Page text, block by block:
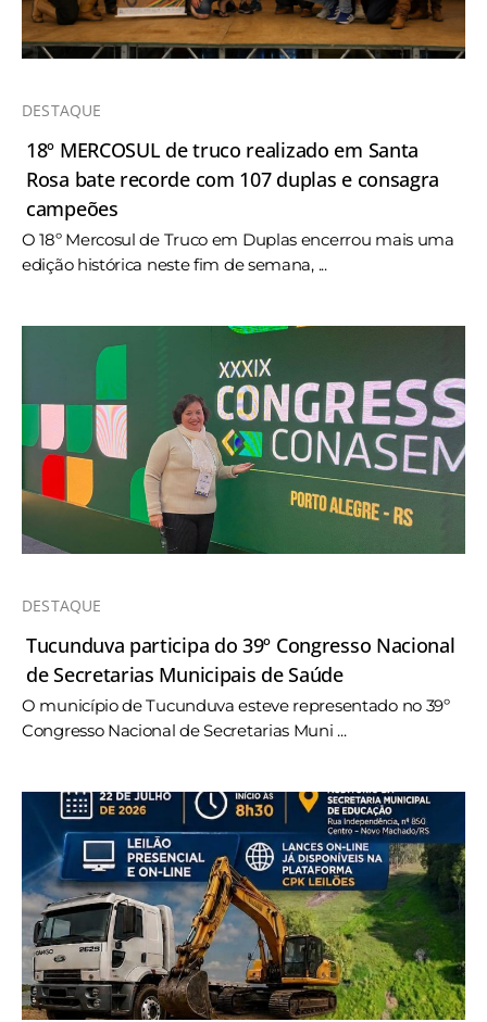
DESTAQUE
18º MERCOSUL de truco realizado em Santa
Rosa bate recorde com 107 duplas e consagra
campeões
O 18º Mercosul de Truco em Duplas encerrou mais uma
edição histórica neste fim de semana, ...
DESTAQUE
Tucunduva participa do 39º Congresso Nacional
de Secretarias Municipais de Saúde
O município de Tucunduva esteve representado no 39º
Congresso Nacional de Secretarias Muni ...